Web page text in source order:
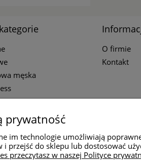
męska
O firmie
Kontakt
Kontakt
Godziny
prywatność
im technologie umożliwiają
i przejść do sklepu lub dostosować
przeczytasz w naszej Polityce